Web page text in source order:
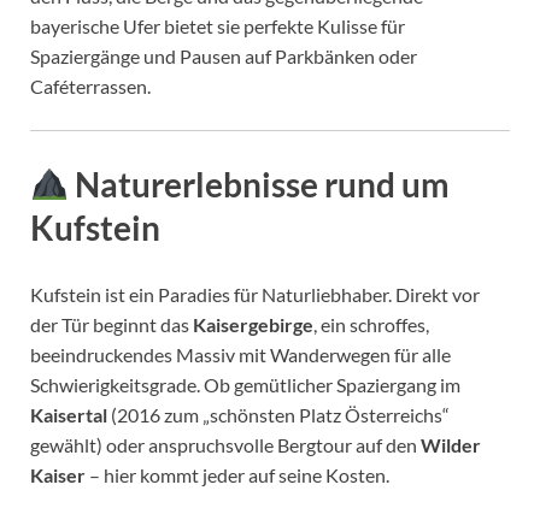
bayerische Ufer bietet sie perfekte Kulisse für
Spaziergänge und Pausen auf Parkbänken oder
Caféterrassen.
Naturerlebnisse rund um
Kufstein
Kufstein ist ein Paradies für Naturliebhaber. Direkt vor
der Tür beginnt das Kaisergebirge, ein schroffes,
beeindruckendes Massiv mit Wanderwegen für alle
Schwierigkeitsgrade. Ob gemütlicher Spaziergang im
Kaisertal (2016 zum „schönsten Platz Österreichs“
gewählt) oder anspruchsvolle Bergtour auf den Wilder
Kaiser – hier kommt jeder auf seine Kosten.